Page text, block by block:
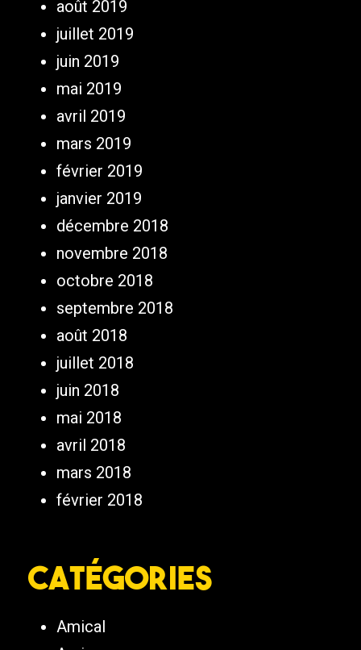
août 2019
juillet 2019
juin 2019
mai 2019
avril 2019
mars 2019
février 2019
janvier 2019
décembre 2018
novembre 2018
octobre 2018
septembre 2018
août 2018
juillet 2018
juin 2018
mai 2018
avril 2018
mars 2018
février 2018
Catégories
Amical